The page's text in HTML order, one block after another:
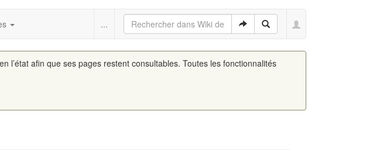
...
l’état afin que ses pages restent consultables. Toutes les fonctionnalités